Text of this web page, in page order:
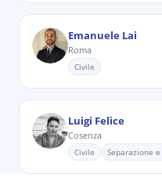
Emanuele Lai
Roma
Civile
Luigi Felice
Cosenza
Civile Separazione